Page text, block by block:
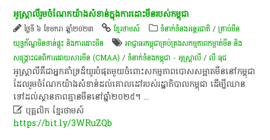
អូស្ត្រាលី​រួមចំណែក​យ៉ាង​សំខាន់​ក្នុង​ការ​ដោះ​មីន​របស់​កម្ពុជា​
ថ្ងៃទី ៦ ខែមករា ឆ្នាំ២០២៣ ខ្មែរថាមស៍ ទំនាក់ទំនងអន្តរជាតិ /គ្រាប់មីន
យុទ្ធភ័ណ្ឌមិនទាន់ផ្ទុះ និងការដោះមីន
អាជ្ញាធរ​កម្ពុជា​គ្រប់គ្រង​សកម្មភាព​កម្ចាត់​មីន និង​
សង្គ្រោះ​ជនពិការ​ដោយសារ​មីន (CMAA) /ទំនាក់ទំនងកម្ពុជា - អូស្ត្រាលី /លី​ ធុ​ជ
​អូស្ត្រាលី​គឺជា​អ្នកគាំទ្រ​ដ៏​យូរ​បំផុត​មួយ​ចំពោះ​សកម្មភាព​បោសសម្អាត​មីន​នៅ​កម្ពុជា​
ដែល​រួមចំណែក​យ៉ាង​សំខាន់​ដល់​គោលដៅ​របស់​រដ្ឋាភិបាល​កម្ពុជា​ ដើម្បី​ឈាន​
ទៅ​ដល់​ស្ថានភាព​គ្មាន​មីន​នៅ​ឆ្នាំ​២០២៥​។​...
 បុគ្គលិក​ ខ្មែរ​ថា​ម​ស៍​
https://bit.ly/3WRuZQb